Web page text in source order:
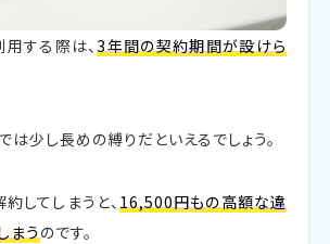
する際は、3年間の契約期間が設けら
は少し長めの縛りだといえるでしょう。
してしまうと、 16,500円もの高額な違
まうのです。